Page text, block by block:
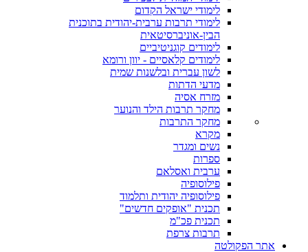
לימודי ישראל הקדום
לימודי תרבות ערבית-יהודית בתוכנית
הבין-אוניברסיטאית
לימודים קוגניטיביים
לימודים קלאסיים - יוון ורומא
לשון עברית ובלשנות שמית
מדעי הדתות
מזרח אסיה
מחקר תרבות הילד והנוער
מחקר התרבות
מקרא
נשים ומגדר
ספרות
ערבית ואסלאם
פילוסופיה
פילוסופיה יהודית ותלמוד
תכנית "אופקים חדשים"
תכנית פכ"מ
תרבות צרפת
אתר הפקולטה